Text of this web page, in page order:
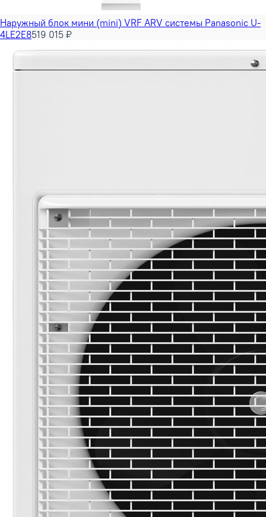
Наружный блок мини (mini) VRF ARV системы Panasonic U-
4LE2E8519 015 ₽